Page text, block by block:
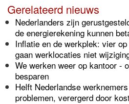
Gerelateerd nieuws
Nederlanders zijn
de energierekening kunnen
Inflatie en de werkplek: vier
gaan werklocaties niet
We werken weer op kantoor -
besparen
Helft Nederlandse
problemen, verergerd door